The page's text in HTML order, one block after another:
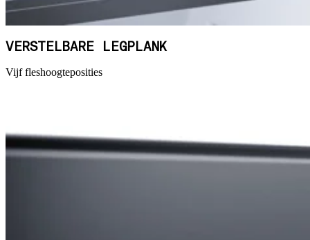
VERSTELBARE LEGPLANK
Vijf fleshoogteposities